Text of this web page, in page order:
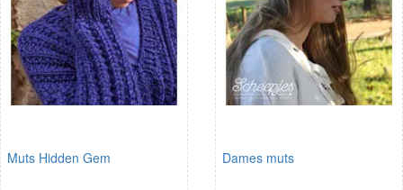
Muts Hidden Gem Dames muts